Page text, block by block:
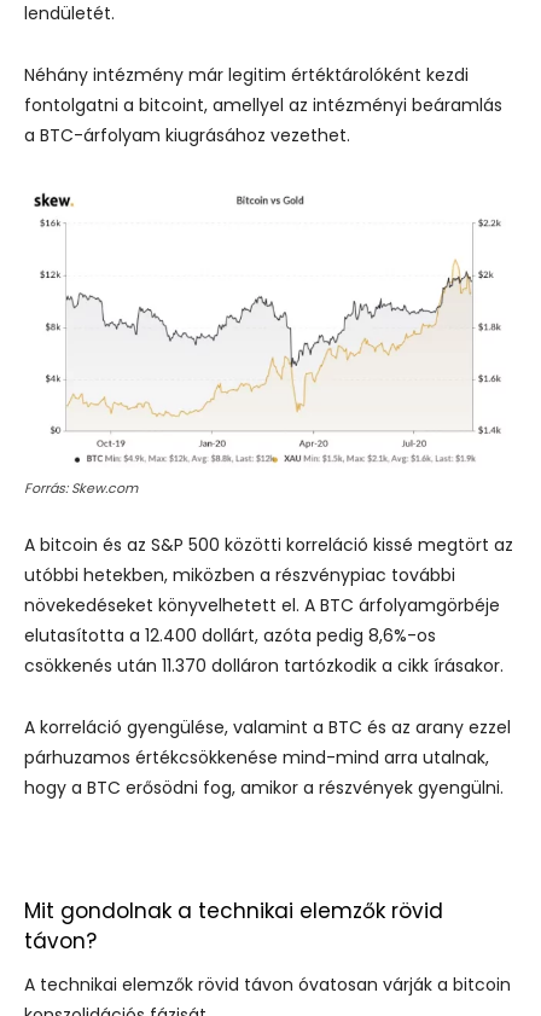
lendületét.
Néhány intézmény már legitim értéktárolóként kezdi
fontolgatni a bitcoint, amellyel az intézményi beáramlás
a BTC-árfolyam kiugrásához vezethet.
Forrás: Skew.com
A bitcoin és az S&P 500 közötti korreláció kissé megtört az
utóbbi hetekben, miközben a részvénypiac további
növekedéseket könyvelhetett el. A BTC árfolyamgörbéje
elutasította a 12.400 dollárt, azóta pedig 8,6%-os
csökkenés után 11.370 dolláron tartózkodik a cikk írásakor.
A korreláció gyengülése, valamint a BTC és az arany ezzel
párhuzamos értékcsökkenése mind-mind arra utalnak,
hogy a BTC erősödni fog, amikor a részvények gyengülni.
Mit gondolnak a technikai elemzők rövid
távon?
A technikai elemzők rövid távon óvatosan várják a bitcoin